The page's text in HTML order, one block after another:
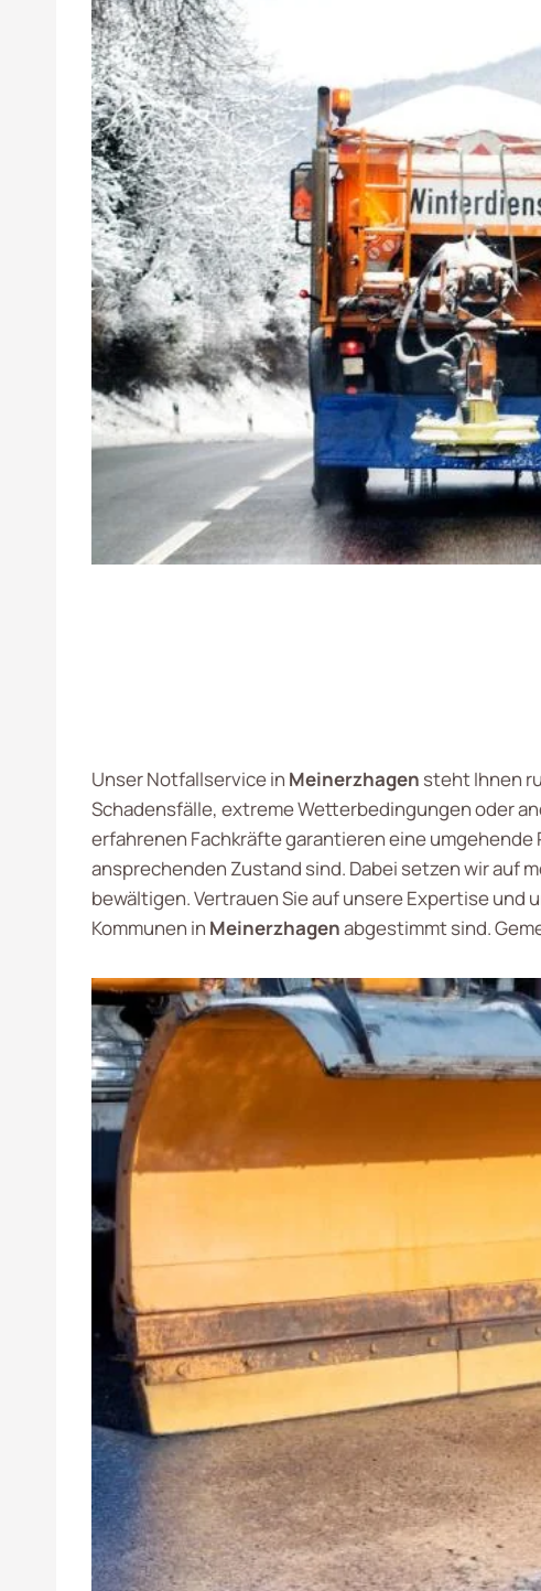
Unser Notfallservice in Meinerzhagen steht Ihnen
Schadensfälle, extreme Wetterbedingungen oder
erfahrenen Fachkräfte garantieren eine
ansprechenden Zustand sind. Dabei setzen wir auf
bewältigen. Vertrauen Sie auf unsere Expertise
Kommunen in Meinerzhagenabgestimmt sind.